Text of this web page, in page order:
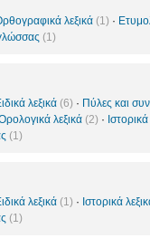
λεξικά (1) ·
(1)
λεξικά (6) · Πύλες και
λεξικά (2) ·
(1)
λεξικά (1) · Ιστορικά
(1)